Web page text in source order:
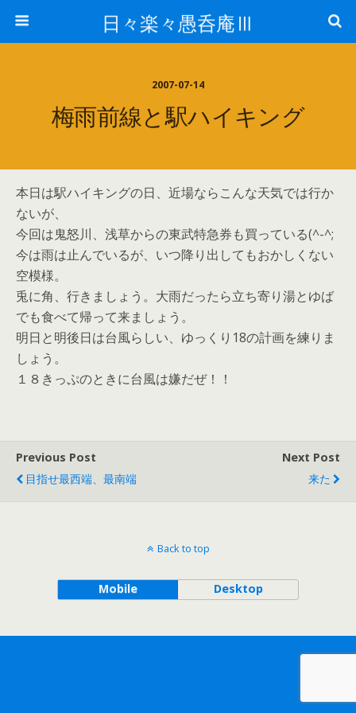
日々楽々愚呑庵Ⅲ
2007-07-14
梅雨前線と駅ハイキング
本日は駅ハイキングの日、近場ならこんな天気では行か
ないが、
今回は鬼怒川、浅草からの東武特急券も買っている(^-^;
今は雨は止んでいるが、いつ降り出してもおかしくない
空模様。
兎に角、行きましょう。大雨だったら立ち寄り湯とゆば
でも食べて帰って来ましょう。
明日と明後日は台風らしい、ゆっくり18の計画を練りま
しょう。
１８きっぷのときに台風は嫌だぜ！！
Previous Post
目指せ最西端、最南端
Next Post
来た
Back to top
Mobile Desktop